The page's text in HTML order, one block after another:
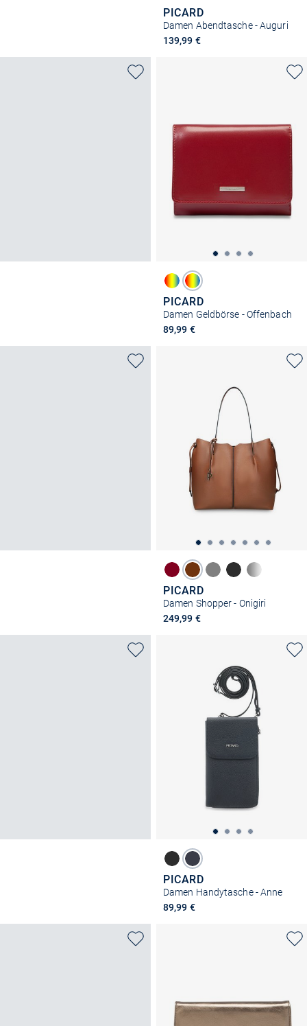
PICARD
Damen Abendtasche - Auguri
139,99 €
PICARD
Damen Geldbörse - Offenbach
89,99 €
PICARD
Damen Shopper - Onigiri
249,99 €
PICARD
Damen Handytasche - Anne
89,99 €